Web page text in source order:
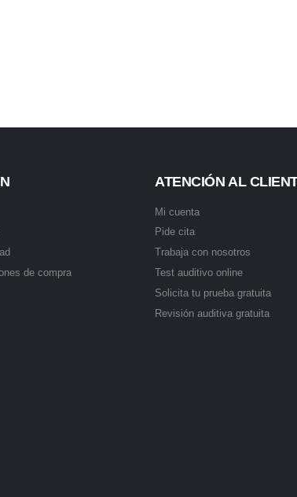
de compra
ATENCIÓN AL
Mi cuenta
Pide cita
Trabaja con nosotros
Test auditivo online
Solicita tu prueba gratuita
Revisión auditiva gratuita